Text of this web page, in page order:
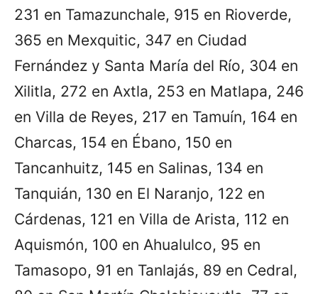
231 en Tamazunchale, 915 en Rioverde,
365 en Mexquitic, 347 en Ciudad
Fernández y Santa María del Río, 304 en
Xilitla, 272 en Axtla, 253 en Matlapa, 246
en Villa de Reyes, 217 en Tamuín, 164 en
Charcas, 154 en Ébano, 150 en
Tancanhuitz, 145 en Salinas, 134 en
Tanquián, 130 en El Naranjo, 122 en
Cárdenas, 121 en Villa de Arista, 112 en
Aquismón, 100 en Ahualulco, 95 en
Tamasopo, 91 en Tanlajás, 89 en Cedral,